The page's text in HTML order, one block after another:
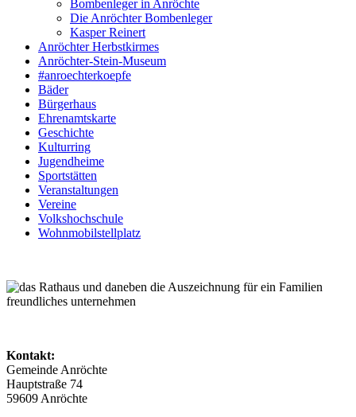
Bombenleger in Anröchte
Die Anröchter Bombenleger
Kasper Reinert
Anröchter Herbstkirmes
Anröchter-Stein-Museum
#anroechterkoepfe
Bäder
Bürgerhaus
Ehrenamtskarte
Geschichte
Kulturring
Jugendheime
Sportstätten
Veranstaltungen
Vereine
Volkshochschule
Wohnmobilstellplatz
Kontakt:
Gemeinde Anröchte
Hauptstraße 74
59609 Anröchte